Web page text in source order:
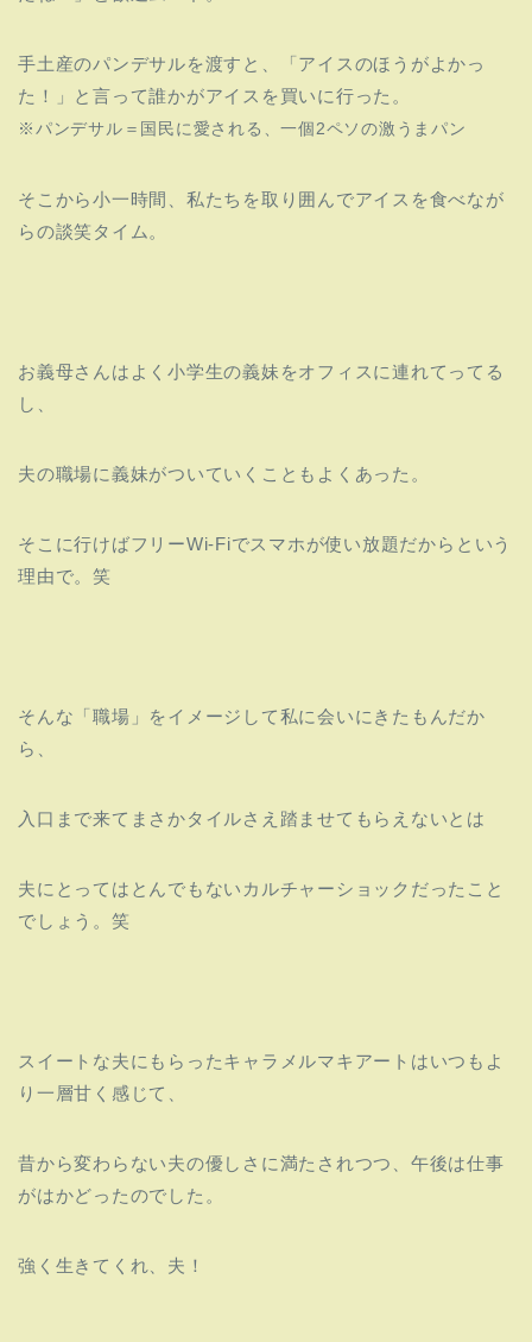
手土産のパンデサルを渡すと、「アイスのほうがよかっ
た！」と言って誰かがアイスを買いに行った。
※パンデサル＝国民に愛される、一個2ペソの激うまパン
そこから小一時間、私たちを取り囲んでアイスを食べなが
らの談笑タイム。
お義母さんはよく小学生の義妹をオフィスに連れてってる
し、
夫の職場に義妹がついていくこともよくあった。
そこに行けばフリーWi-Fiでスマホが使い放題だからという
理由で。笑
そんな「職場」をイメージして私に会いにきたもんだか
ら、
入口まで来てまさかタイルさえ踏ませてもらえないとは
夫にとってはとんでもないカルチャーショックだったこと
でしょう。笑
スイートな夫にもらったキャラメルマキアートはいつもよ
り一層甘く感じて、
昔から変わらない夫の優しさに満たされつつ、午後は仕事
がはかどったのでした。
強く生きてくれ、夫！